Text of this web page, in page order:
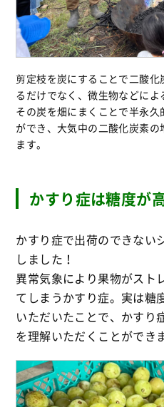
剪定枝を炭にすることで二酸
るだけでなく、微生物などによ
その炭を畑にまくことで半永
ができ、大気中の二酸化炭素
ます。
かすり症は糖度が
かすり症で出荷のできない
しました！
異常気象により果物がスト
てしまうかすり症。実は糖
いただいたことで、かすり
を理解いただくことができ